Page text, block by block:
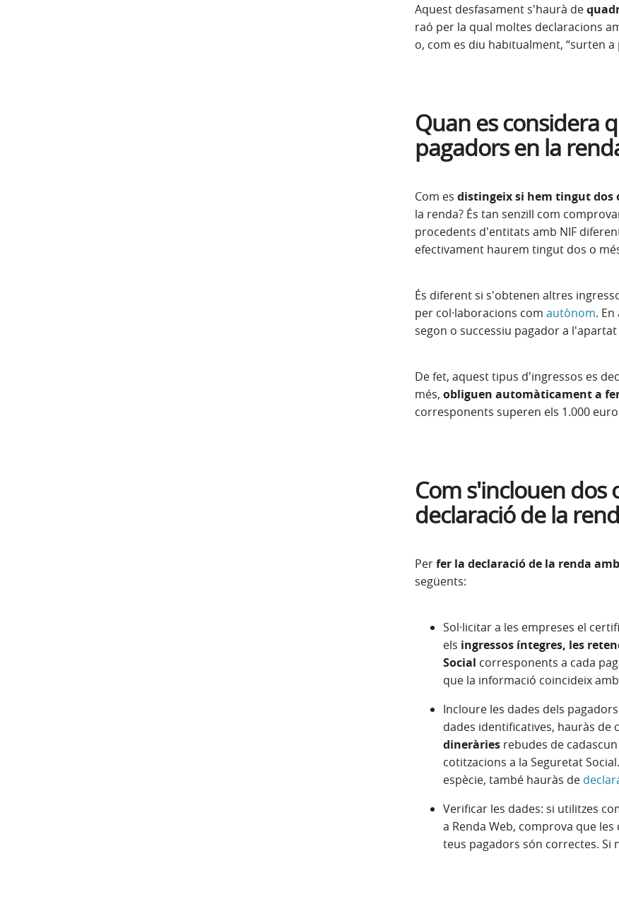
Aquest desfasament s'haurà de
raó per la qual moltes declaracions
o, com es diu habitualment, “surten a
Quan es considera
pagadors en la
Com es distingeix si hem tingut dos
la renda? És tan senzill com
procedents d'entitats amb NIF
efectivament haurem tingut dos o
És diferent si s'obtenen altres
per col·laboracions com autònom.
segon o successiu pagador a
De fet, aquest tipus d'ingressos es
més, obliguen automàticament a
corresponents superen els 1.000
Com s'inclouen dos
declaració de la
Perfer la declaració de la renda
següents:
Sol·licitar a les empreses el
els ingressos íntegres, les
Social corresponents a cada
que la informació coincideix
Incloure les dades dels
dades identificatives, hauràs de
dineràriesrebudes de
cotitzacions a la Seguretat
espècie, també hauràs de
Verificar les dades: si utilitzes
a Renda Web, comprova que
teus pagadors són correctes. Si